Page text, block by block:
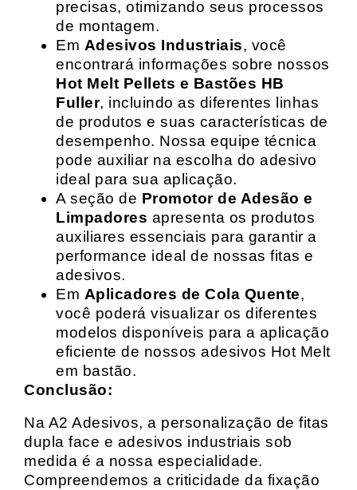
precisas, otimizando seus processos
de montagem.
Em Adesivos Industriais, você
encontrará informações sobre nossos
Hot Melt Pellets e Bastões HB
Fuller, incluindo as diferentes linhas
de produtos e suas características de
desempenho. Nossa equipe técnica
pode auxiliar na escolha do adesivo
ideal para sua aplicação.
A seção de Promotor de Adesão e
Limpadores apresenta os produtos
auxiliares essenciais para garantir a
performance ideal de nossas fitas e
adesivos.
Em Aplicadores de Cola Quente,
você poderá visualizar os diferentes
modelos disponíveis para a aplicação
eficiente de nossos adesivos Hot Melt
em bastão.
Conclusão:
Na A2 Adesivos, a personalização de fitas
dupla face e adesivos industriais sob
medida é a nossa especialidade.
Compreendemos a criticidade da fixação